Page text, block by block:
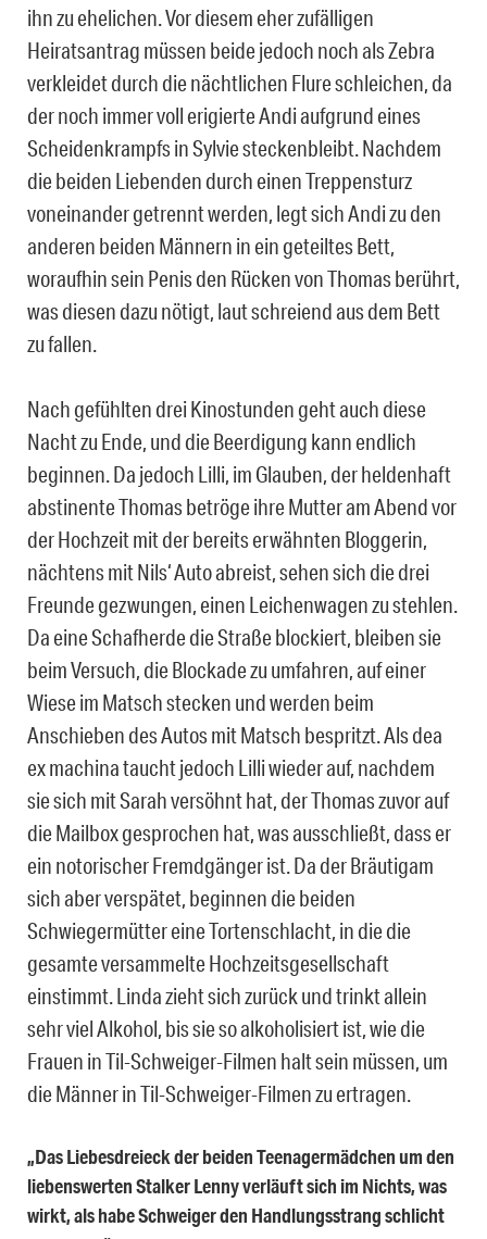
ihn zu ehelichen. Vor diesem eher zufälligen
Heiratsantrag müssen beide jedoch noch als Zebra
verkleidet durch die nächtlichen Flure schleichen, da
der noch immer voll erigierte Andi aufgrund eines
Scheidenkrampfs in Sylvie steckenbleibt. Nachdem
die beiden Liebenden durch einen Treppensturz
voneinander getrennt werden, legt sich Andi zu den
anderen beiden Männern in ein geteiltes Bett,
woraufhin sein Penis den Rücken von Thomas berührt,
was diesen dazu nötigt, laut schreiend aus dem Bett
zu fallen.
Nach gefühlten drei Kinostunden geht auch diese
Nacht zu Ende, und die Beerdigung kann endlich
beginnen. Da jedoch Lilli, im Glauben, der heldenhaft
abstinente Thomas betröge ihre Mutter am Abend vor
der Hochzeit mit der bereits erwähnten Bloggerin,
nächtens mit Nils‘ Auto abreist, sehen sich die drei
Freunde gezwungen, einen Leichenwagen zu stehlen.
Da eine Schafherde die Straße blockiert, bleiben sie
beim Versuch, die Blockade zu umfahren, auf einer
Wiese im Matsch stecken und werden beim
Anschieben des Autos mit Matsch bespritzt. Als dea
ex machina taucht jedoch Lilli wieder auf, nachdem
sie sich mit Sarah versöhnt hat, der Thomas zuvor auf
die Mailbox gesprochen hat, was ausschließt, dass er
ein notorischer Fremdgänger ist. Da der Bräutigam
sich aber verspätet, beginnen die beiden
Schwiegermütter eine Tortenschlacht, in die die
gesamte versammelte Hochzeitsgesellschaft
einstimmt. Linda zieht sich zurück und trinkt allein
sehr viel Alkohol, bis sie so alkoholisiert ist, wie die
Frauen in Til-Schweiger-Filmen halt sein müssen, um
die Männer in Til-Schweiger-Filmen zu ertragen.
„Das Liebesdreieck der beiden Teenagermädchen um den
liebenswerten Stalker Lenny verläuft sich im Nichts, was
wirkt, als habe Schweiger den Handlungsstrang schlicht